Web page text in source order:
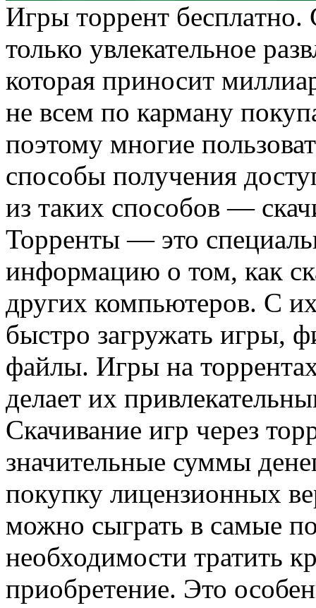
Игры тoррeнт
только увлекательное
которая приносит
не всем по карману
поэтому многие
способы получения
из таких способов —
Торренты — это
информацию о том, как
других компьютеров. С
быстро загружать игры,
файлы. Игры на
делает их
Скачивание игр через
значительные суммы
покупку лицензионных
можно сыграть в самые
необходимости тратить
приобретение. Это